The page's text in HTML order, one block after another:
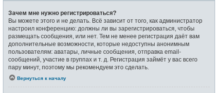
Зачем мне нужно регистрироваться?
Вы можете этого и не делать. Всё зависит от того, как администратор
настроил конференцию: должны ли вы зарегистрироваться, чтобы
размещать сообщения, или нет. Тем не менее регистрация даёт вам
дополнительные возможности, которые недоступны анонимным
пользователям: аватары, личные сообщения, отправка email-
сообщений, участие в группах и т. д. Регистрация займёт у вас всего
пару минут, поэтому мы рекомендуем это сделать.
Вернуться к началу